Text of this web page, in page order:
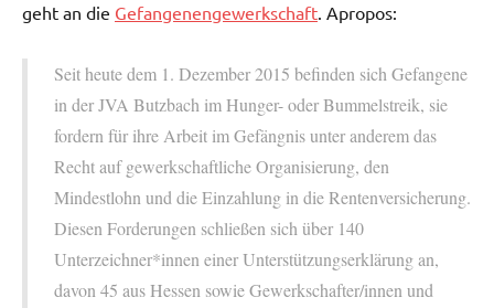
geht an die Gefangenengewerkschaft. Apropos:
Seit heute dem 1. Dezember 2015 befinden sich Gefangene
in der JVA Butzbach im Hunger- oder Bummelstreik, sie
fordern für ihre Arbeit im Gefängnis unter anderem das
Recht auf gewerkschaftliche Organisierung, den
Mindestlohn und die Einzahlung in die Rentenversicherung.
Diesen Forderungen schließen sich über 140
Unterzeichner*innen einer Unterstützungserklärung an,
davon 45 aus Hessen sowie Gewerkschafter/innen und